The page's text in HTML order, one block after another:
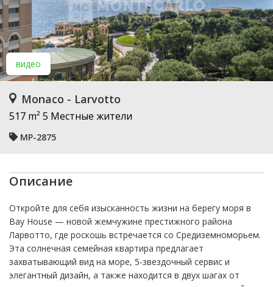
видео
Monaco - Larvotto
517 m² 5 Местные жители
MP-2875
Описание
Откройте для себя изысканность жизни на берегу моря в
Bay House — новой жемчужине престижного района
Ларвотто, где роскошь встречается со Средиземноморьем.
Эта солнечная семейная квартира предлагает
захватывающий вид на море, 5-звездочный сервис и
элегантный дизайн, а также находится в двух шагах от